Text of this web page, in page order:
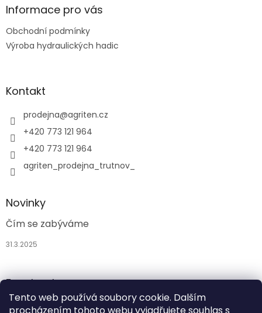
Tento web používá soubory cookie. Dalším
aInformace pro vás
Obchodní podmínky
Výroba hydraulických hadic
Kontakt
prodejna@agriten.cz
+420 773 121 964
+420 773 121 964
agriten_prodejna_trutnov_
Novinky
Čím se zabýváme
31.3.2025
Facebook